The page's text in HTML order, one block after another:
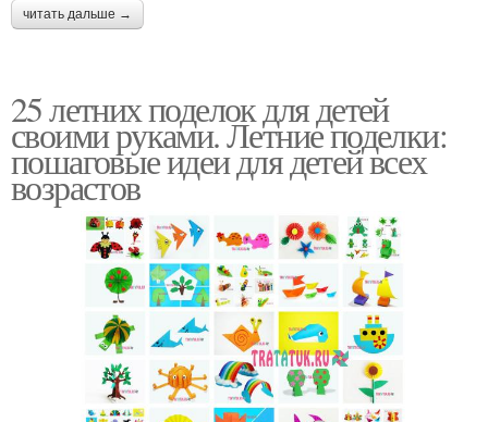
читать дальше →
25 летних поделок для детей
своими руками. Летние поделки:
пошаговые идеи для детей всех
возрастов